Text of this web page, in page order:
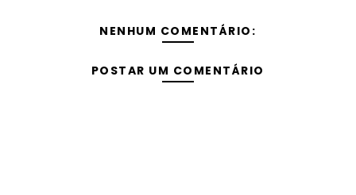
NENHUM COMENTÁRIO:
POSTAR UM COMENTÁRIO